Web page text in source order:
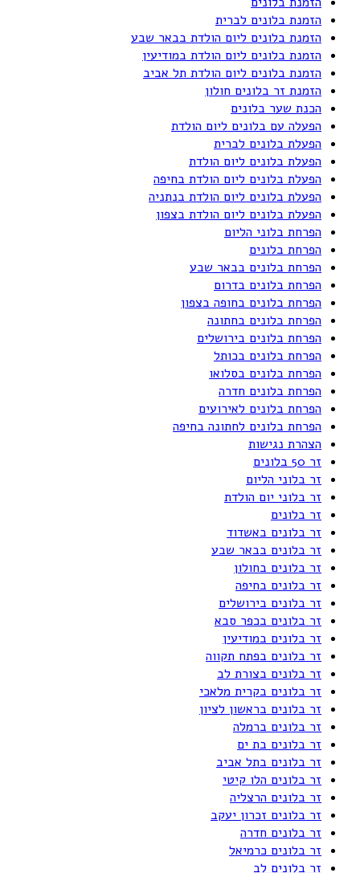
הזמנת בלונים לברית
הזמנת בלונים ליום הולדת בבאר שבע
הזמנת בלונים ליום הולדת במודיעין
הזמנת בלונים ליום הולדת תל אביב
הזמנת זר בלונים חולון
הכנת שער בלונים
הפעלה עם בלונים ליום הולדת
הפעלת בלונים לברית
הפעלת בלונים ליום הולדת
הפעלת בלונים ליום הולדת בחיפה
הפעלת בלונים ליום הולדת בנתניה
הפעלת בלונים ליום הולדת בצפון
הפרחת בלוני הליום
הפרחת בלונים
הפרחת בלונים בבאר שבע
הפרחת בלונים בדרום
הפרחת בלונים בחופה בצפון
הפרחת בלונים בחתונה
הפרחת בלונים בירושלים
הפרחת בלונים בכותל
הפרחת בלונים בסלואו
הפרחת בלונים חדרה
הפרחת בלונים לאירועים
הפרחת בלונים לחתונה בחיפה
הצהרת נגישות
זר 50 בלונים
זר בלוני הליום
זר בלוני יום הולדת
זר בלונים
זר בלונים באשדוד
זר בלונים בבאר שבע
זר בלונים בחולון
זר בלונים בחיפה
זר בלונים בירושלים
זר בלונים בכפר סבא
זר בלונים במודיעין
זר בלונים בפתח תקווה
זר בלונים בצורת לב
זר בלונים בקרית מלאכי
זר בלונים בראשון לציון
זר בלונים ברמלה
זר בלונים בת ים
זר בלונים בתל אביב
זר בלונים הלו קיטי
זר בלונים הרצליה
זר בלונים זכרון יעקב
זר בלונים חדרה
זר בלונים כרמיאל
זר בלונים לב